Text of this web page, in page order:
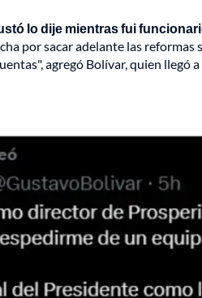
lo dije mientras fui
por sacar adelante las reformas
agregó Bolívar, quien llegó